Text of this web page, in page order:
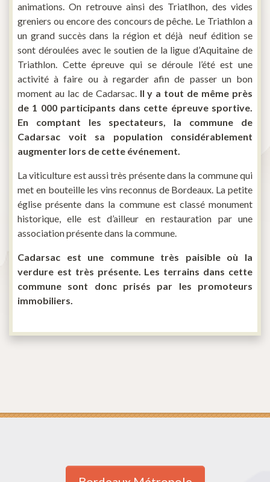
animations. On retrouve ainsi des Triatlhon, des vides
greniers ou encore des concours de pêche. Le Triathlon a
un grand succès dans la région et déjà neuf édition se
sont déroulées avec le soutien de la ligue d’Aquitaine de
Triathlon. Cette épreuve qui se déroule l’été est une
activité à faire ou à regarder afin de passer un bon
moment au lac de Cadarsac. Il y a tout de même près
de 1 000 participants dans cette épreuve sportive.
En comptant les spectateurs, la commune de
Cadarsac voit sa population considérablement
augmenter lors de cette événement.
La viticulture est aussi très présente dans la commune qui
met en bouteille les vins reconnus de Bordeaux. La petite
église présente dans la commune est classé monument
historique, elle est d’ailleur en restauration par une
association présente dans la commune.
Cadarsac est une commune très paisible où la
verdure est très présente. Les terrains dans cette
commune sont donc prisés par les promoteurs
immobiliers.